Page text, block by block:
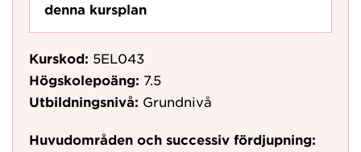
denna kursplan
Kurskod: 5EL043
Högskolepoäng: 7.5
Utbildningsnivå: Grundnivå
Huvudområden och successiv fördjupning: